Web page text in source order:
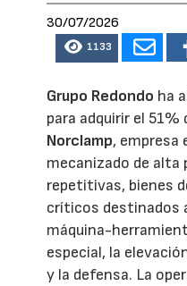
30/07/2026
1133
Grupo Redondo ha
para adquirir el 51%
Norclamp, empresa
mecanizado de alta
repetitivas, bienes
críticos destinados
máquina-
especial, la
y la defensa. La